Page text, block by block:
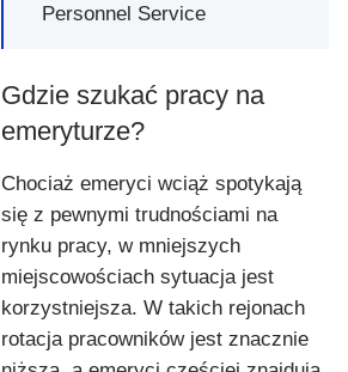
Personnel Service
Gdzie szukać pracy na
emeryturze?
Chociaż emeryci wciąż spotykają
się z pewnymi trudnościami na
rynku pracy, w mniejszych
miejscowościach sytuacja jest
korzystniejsza. W takich rejonach
rotacja pracowników jest znacznie